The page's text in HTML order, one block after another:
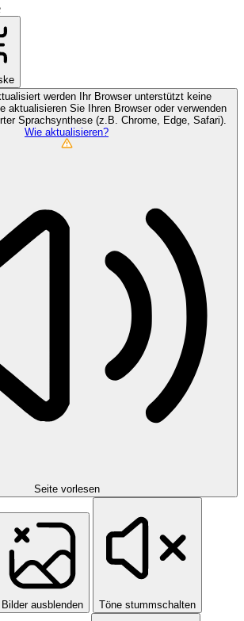
werden
Ihr Browser unterstützt keine
aktualisieren Sie Ihren Browser oder verwenden
Sprachsynthese (z.B. Chrome, Edge, Safari).
Wie aktualisieren?
Seite vorlesen
Bilder ausblenden Töne stummschalten